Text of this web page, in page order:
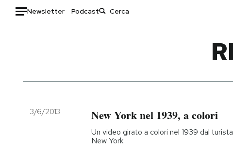
Newsletter Podcast
Italia
Politica
Moda
Ok Boomer!
3/6/2013 New York nel 1939, a colori
Un video girato a colori nel 1939 dal
New York.